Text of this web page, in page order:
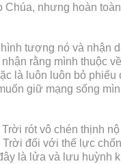
Chúa, nhưng hoàn
hình tượng nó và nhận
rằng mình thuộc
là luôn luôn bỏ phiếu
giữ mạng sống
rót vô chén thịnh
đối với thế lực
là lửa và lưu huỳnh